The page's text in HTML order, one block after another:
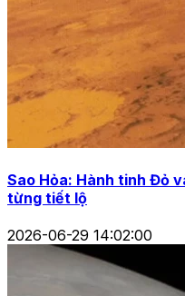
Sao Hỏa: Hành tinh Đỏ
từng tiết lộ
2026-06-29 14:02:00